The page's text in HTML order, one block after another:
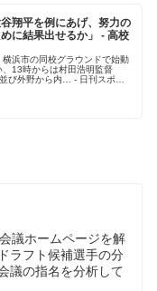
翔平を例にあげ、努力の
に結果出せるか」 - 高校
浜市の同校グラウンドで始動
13時からは村田浩明監督
び外野から内… - 日刊スポー
議ホームページを解
ラフト候補選手の分
議の指名を分析して